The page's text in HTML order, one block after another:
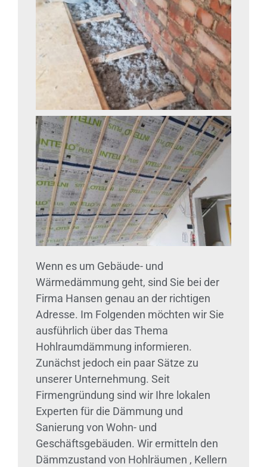
Wenn es um Gebäude- und
Wärmedämmung geht, sind Sie bei der
Firma Hansen genau an der richtigen
Adresse. Im Folgenden möchten wir Sie
ausführlich über das Thema
Hohlraumdämmung informieren.
Zunächst jedoch ein paar Sätze zu
unserer Unternehmung. Seit
Firmengründung sind wir Ihre lokalen
Experten für die Dämmung und
Sanierung von Wohn- und
Geschäftsgebäuden. Wir ermitteln den
Dämmzustand von Hohlräumen , Kellern